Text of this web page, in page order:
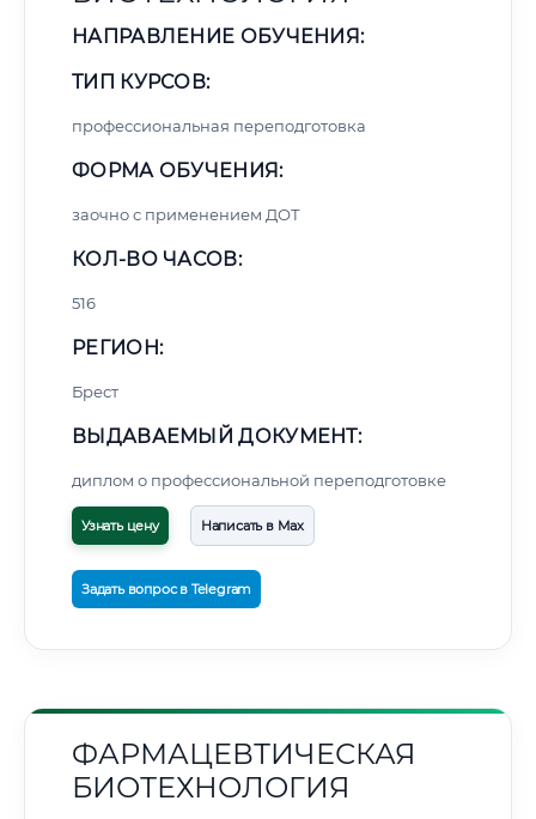
НАПРАВЛЕНИЕ ОБУЧЕНИЯ:
ТИП КУРСОВ:
профессиональная переподготовка
ФОРМА ОБУЧЕНИЯ:
заочно с применением ДОТ
КОЛ-ВО ЧАСОВ:
516
РЕГИОН:
Брест
ВЫДАВАЕМЫЙ ДОКУМЕНТ:
диплом о профессиональной переподготовке
Узнать цену Написать в Max
Задать вопрос в Telegram
ФАРМАЦЕВТИЧЕСКАЯ
БИОТЕХНОЛОГИЯ